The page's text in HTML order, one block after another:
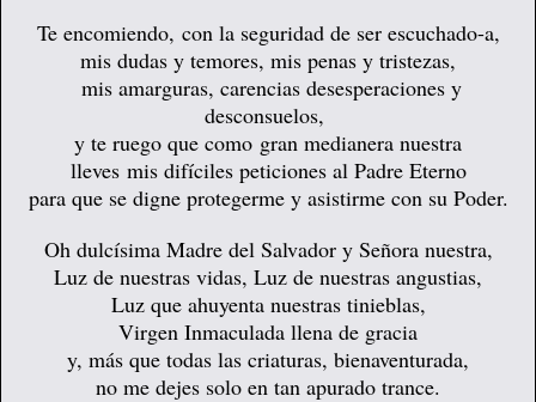
Te encomiendo, con la seguridad de ser escuchado-a,
mis dudas y temores, mis penas y tristezas,
mis amarguras, carencias desesperaciones y
desconsuelos,
y te ruego que como gran medianera nuestra
lleves mis difíciles peticiones al Padre Eterno
para que se digne protegerme y asistirme con su Poder.
Oh dulcísima Madre del Salvador y Señora nuestra,
Luz de nuestras vidas, Luz de nuestras angustias,
Luz que ahuyenta nuestras tinieblas,
Virgen Inmaculada llena de gracia
y, más que todas las criaturas, bienaventurada,
no me dejes solo en tan apurado trance.